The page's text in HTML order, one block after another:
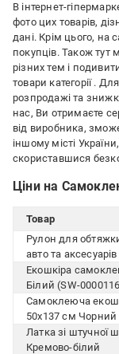
В інтернет-
фото цих товарів,
дані. Крім цього, на
покупців. Також
різних тем і
товари категорії . Для
розпродажі та
нас, Ви отримаєте
від виробника,
іншому місті
скориставшися
Ціни на
Товар
Рулон для
авто та
Екошкіра
Білий (SW-
Самоклеюча
50х137 см Чорний
Латка зі штучної
Кремово-білий